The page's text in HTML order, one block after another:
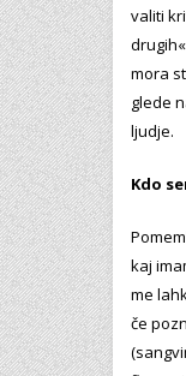
valiti
mora
glede
ljudje.
Kdo
kaj
me
če